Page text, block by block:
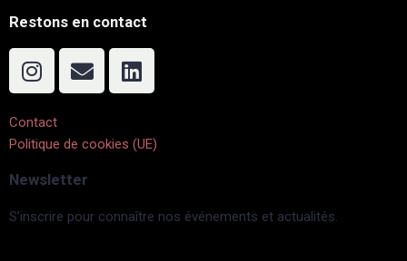
Restons en contact
Contact
Politique de cookies (UE)
Newsletter
S’inscrire pour connaître nos événements et actualités.